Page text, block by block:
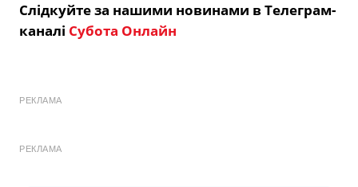
Слідкуйте за нашими новинами в Телеграм-
каналі Субота Онлайн
РЕКЛАМА
РЕКЛАМА